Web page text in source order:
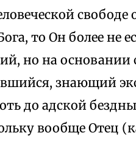
свободе
то Он более не
но на основании
знающий
до адской
вообще Отец